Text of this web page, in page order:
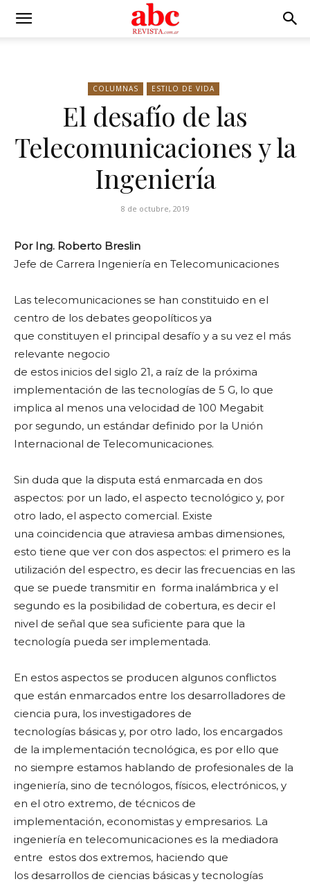
COLUMNAS ESTILO DE VIDA
El desafío de las
Telecomunicaciones y la
Ingeniería
8 de octubre, 2019
Por Ing. Roberto Breslin
Jefe de Carrera Ingeniería en Telecomunicaciones
Las telecomunicaciones se han constituido en el
centro de los debates geopolíticos ya
que constituyen el principal desafío y a su vez el más
relevante negocio
de estos inicios del siglo 21, a raíz de la próxima
implementación de las tecnologías de 5 G, lo que
implica al menos una velocidad de 100 Megabit
por segundo, un estándar definido por la Unión
Internacional de Telecomunicaciones.
Sin duda que la disputa está enmarcada en dos
aspectos: por un lado, el aspecto tecnológico y, por
otro lado, el aspecto comercial. Existe
una coincidencia que atraviesa ambas dimensiones,
esto tiene que ver con dos aspectos: el primero es la
utilización del espectro, es decir las frecuencias en las
que se puede transmitir en forma inalámbrica y el
segundo es la posibilidad de cobertura, es decir el
nivel de señal que sea suficiente para que la
tecnología pueda ser implementada.
En estos aspectos se producen algunos conflictos
que están enmarcados entre los desarrolladores de
ciencia pura, los investigadores de
tecnologías básicas y, por otro lado, los encargados
de la implementación tecnológica, es por ello que
no siempre estamos hablando de profesionales de la
ingeniería, sino de tecnólogos, físicos, electrónicos, y
en el otro extremo, de técnicos de
implementación, economistas y empresarios. La
ingeniería en telecomunicaciones es la mediadora
entre estos dos extremos, haciendo que
los desarrollos de ciencias básicas y tecnologías